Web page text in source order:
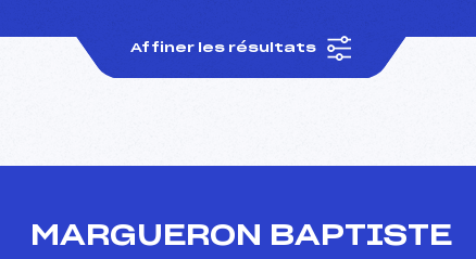
Affiner les résultats
MARGUERON BAPTISTE